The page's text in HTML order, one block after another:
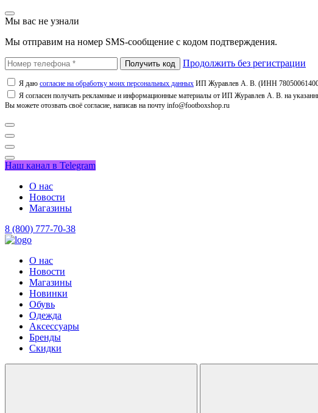
Мы вас не узнали
Мы отправим на номер SMS-сообщение с кодом подтверждения.
Продолжить без регистрации
Я даю согласие на обработку моих персональных данных ИП Журавлев А. В. (ИНН 780500614009)
Я согласен получать рекламные и информационные материалы от ИП Журавлев А. В. на
Вы можете отозвать своё согласие, написав на почту info@footboxshop.ru
Наш канал в Telegram
О нас
Новости
Магазины
8 (800) 777-70-38
О нас
Новости
Магазины
Новинки
Обувь
Одежда
Аксессуары
Бренды
Скидки